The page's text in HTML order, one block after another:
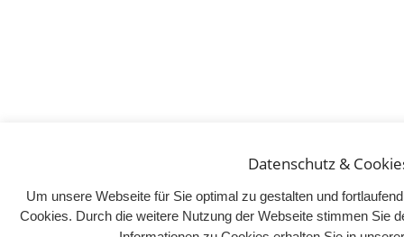
Datenschutz &
Um unsere Webseite für Sie optimal zu gestalten und
Cookies. Durch die weitere Nutzung der Webseite stimmen Sie